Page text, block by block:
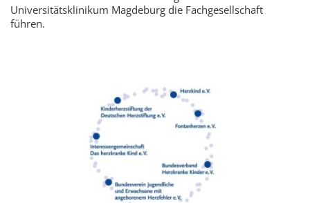
Universitätsklinikum Magdeburg die Fachgesellschaft
führen.